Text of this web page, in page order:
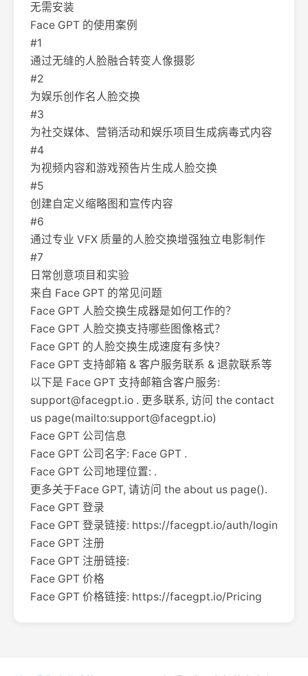
无需安装
Face GPT 的使用案例
#1
通过无缝的人脸融合转变人像摄影
#2
为娱乐创作名人脸交换
#3
为社交媒体、营销活动和娱乐项目生成病毒式内容
#4
为视频内容和游戏预告片生成人脸交换
#5
创建自定义缩略图和宣传内容
#6
通过专业 VFX 质量的人脸交换增强独立电影制作
#7
日常创意项目和实验
来自 Face GPT 的常见问题
Face GPT 人脸交换生成器是如何工作的？
Face GPT 人脸交换支持哪些图像格式？
Face GPT 的人脸交换生成速度有多快？
Face GPT 支持邮箱 & 客户服务联系 & 退款联系等
以下是 Face GPT 支持邮箱含客户服务:
support@facegpt.io . 更多联系, 访问 the contact
us page(mailto:support@facegpt.io)
Face GPT 公司信息
Face GPT 公司名字: Face GPT .
Face GPT 公司地理位置: .
更多关于Face GPT, 请访问 the about us page().
Face GPT 登录
Face GPT 登录链接: https://facegpt.io/auth/login
Face GPT 注册
Face GPT 注册链接:
Face GPT 价格
Face GPT 价格链接: https://facegpt.io/Pricing